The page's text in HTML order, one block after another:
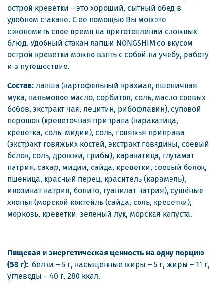
острой креветки – это хороший, сытный обед в
удобном стакане. С ее помощью Вы можете
сэкономить свое время на приготовлении сложных
блюд. Удобный стакан лапши NONGSHIM со вкусом
острой креветки можно взять с собой на учебу, работу
и в путешествие.
Состав: лапша (картофельный крахмал, пшеничная
мука, пальмовое масло, сорбитол, соль, масло соевых
бобов, экстракт чая, лецитин, рибофлавин), суповой
порошок (креветочная приправа (каракатица,
креветка, соль, мидии), соль, говяжья приправа
(экстракт говяжьих костей, экстракт говядины, соевый
белок, соль, дрожжи, грибы), каракатица, глутамат
натрия, сахар, мидии, сайда, креветки, соевый белок,
пшеница, красный перец, краситель (карамель),
инозинат натрия, бонито, гуанилат натрия), сушёные
хлопья (морской коктейль (сайда, соль, креветки),
морковь, креветки, зеленый лук, морская капуста.
Пищевая и энергетическая ценность на одну порцию
(58 г): белки – 5 г, насыщенные жиры – 5 г, жиры – 11 г,
углеводы – 40 г, 280 ккал.